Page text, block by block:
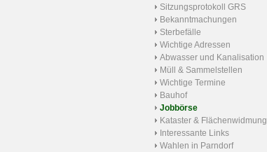
Sitzungsprotokoll GRS
Bekanntmachungen
Sterbefälle
Wichtige Adressen
Abwasser und Kanalisation
Müll & Sammelstellen
Wichtige Termine
Bauhof
Jobbörse
Kataster & Flächenwidmung
Interessante Links
Wahlen in Parndorf